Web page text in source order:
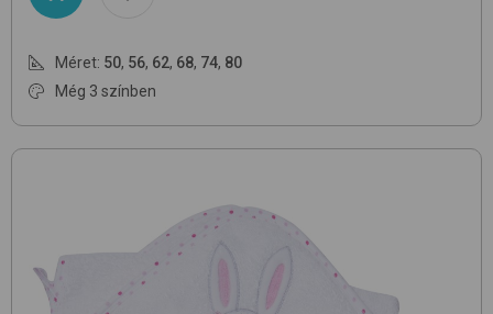
Méret: 50, 56, 62, 68, 74, 80
Még 3 színben